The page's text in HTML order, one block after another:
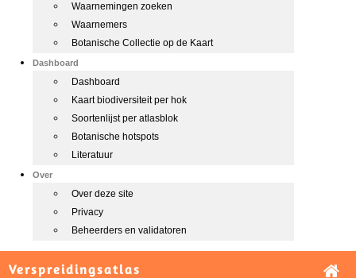
Waarnemingen zoeken
Waarnemers
Botanische Collectie op de Kaart
Dashboard
Dashboard
Kaart biodiversiteit per hok
Soortenlijst per atlasblok
Botanische hotspots
Literatuur
Over
Over deze site
Privacy
Beheerders en validatoren
Verspreidingsatlas